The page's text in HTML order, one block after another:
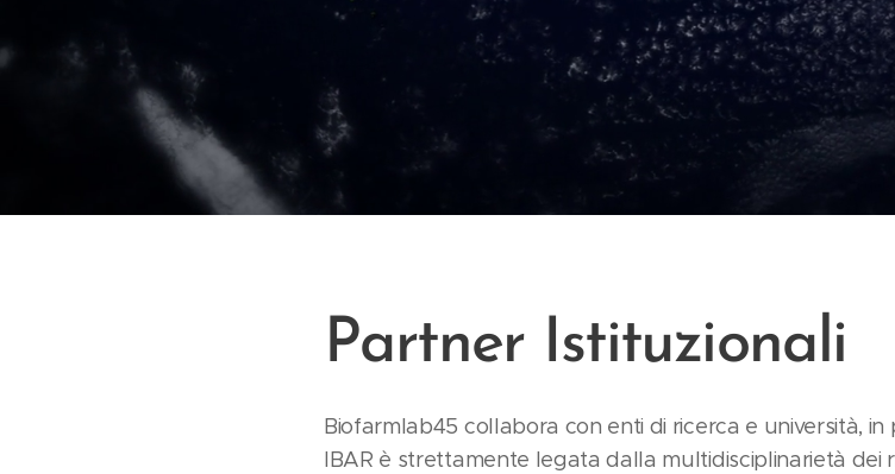
Partner Istituzionali
Biofarmlab45 collabora con enti di ricerca e università,
IBAR è strettamente legata dalla multidisciplinarietà dei